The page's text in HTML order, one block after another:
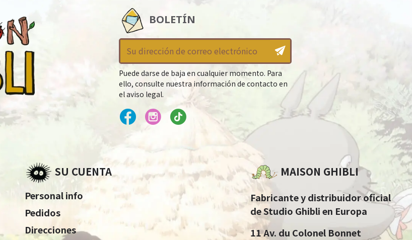
BOLETÍN
Puede darse de baja en cualquier momento. Para
ello, consulte nuestra información de contacto en
el aviso legal.
SU CUENTA
Personal info
Pedidos
Direcciones
MAISON GHIBLI
Fabricante y distribuidor oficial
de Studio Ghibli en Europa
11 Av. du Colonel Bonnet